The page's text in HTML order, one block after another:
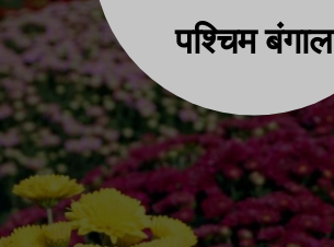
पश्चिम बंगाल